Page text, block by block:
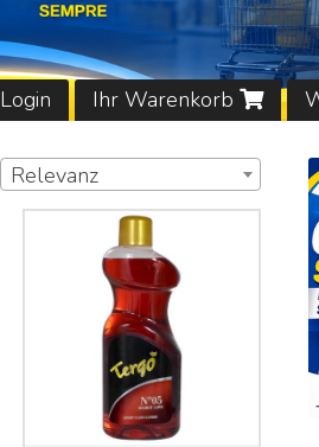
Login Ihr Warenkorb
Relevanz